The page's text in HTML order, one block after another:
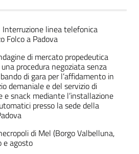
Interruzione linea telefonica
Folco a Padova
di mercato propedeutica
procedura negoziata senza
di gara per l’affidamento in
demaniale e del servizio di
e snack mediante l’installazione
presso la sede della
di Mel (Borgo Valbelluna,
e agosto